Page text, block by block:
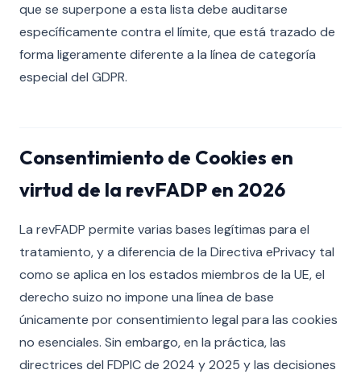
que se superpone a esta lista debe auditarse
específicamente contra el límite, que está trazado de
forma ligeramente diferente a la línea de categoría
especial del GDPR.
Consentimiento de Cookies en
virtud de la revFADP en 2026
La revFADP permite varias bases legítimas para el
tratamiento, y a diferencia de la Directiva ePrivacy tal
como se aplica en los estados miembros de la UE, el
derecho suizo no impone una línea de base
únicamente por consentimiento legal para las cookies
no esenciales. Sin embargo, en la práctica, las
directrices del FDPIC de 2024 y 2025 y las decisiones